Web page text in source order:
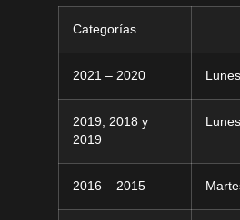
Categorías
2021 – 2020
2019, 2018 y
2019
2016 – 2015